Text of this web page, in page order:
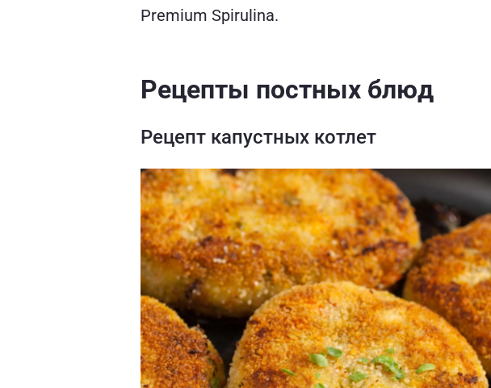
Premium Spirulina.
Рецепты постных блюд
Рецепт капустных котлет